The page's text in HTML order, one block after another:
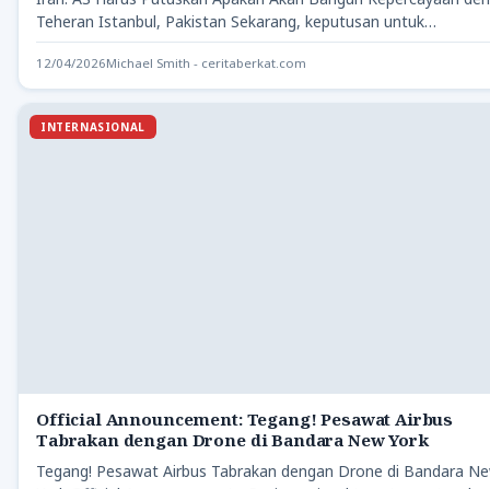
Teheran Istanbul, Pakistan Sekarang, keputusan untuk
membangun kepercayaan dengan…
12/04/2026Michael Smith - ceritaberkat.com
INTERNASIONAL
Official Announcement: Tegang! Pesawat Airbus
Tabrakan dengan Drone di Bandara New York
Tegang! Pesawat Airbus Tabrakan dengan Drone di Bandara